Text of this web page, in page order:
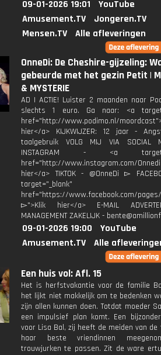
09-01-2026 19:01
YouTube
Amusement.TV
Jongeren.TV
Mensen.TV
Alle afleveringen
OnneDi: De Cheshire-gijzeling:
gebeurde met het gezin Petit |
& MYSTERIE
AD | ACTIE! Luister 2 maanden naar
slechts 1 euro. Ga naar: <a
href="http://www.podimo.nl/
hier</a> KIJKWIJZER: 12 jaar -
taalgebruik VOLG MIJ VIA SOCIAL
INSTAGRAM - <a
href="http://www.instagram.com/
hier</a> TIKTOK - @OnneDi ▻
target="_blank"
href="https://www.facebook.com/pages/
▻">Klik hier</a> E-MAIL
MANAGEMENT ZAKELIJK -
09-01-2026 19:00
YouTube
Amusement.TV
Alle
Een huis vol: Afl. 15
Het is herfstvakantie voor de familie
het lijkt niet makkelijk om te bedenken
zijn allen kunnen doen. Totdat moeder
een impulsief plan komt. Een
voor Lisa Bal, zij heeft de meiden van de
haar beste vriendinnen
trouwjurken te passen. Zit de ware